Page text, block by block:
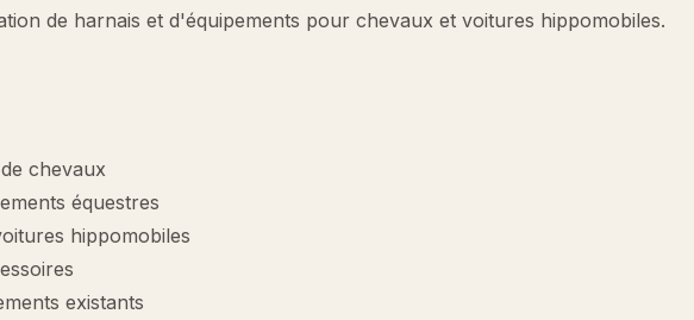
de harnais et d'équipements pour chevaux et voitures hippomobiles.
chevaux
équestres
hippomobiles
existants